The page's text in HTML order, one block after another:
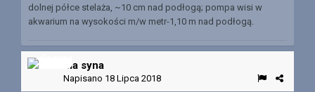
dolnej półce stelaża, ~10 cm nad podłogą; pompa wisi w
akwarium na wysokości m/w metr-1,10 m nad podłogą.
dla syna
Napisano 18 Lipca 2018